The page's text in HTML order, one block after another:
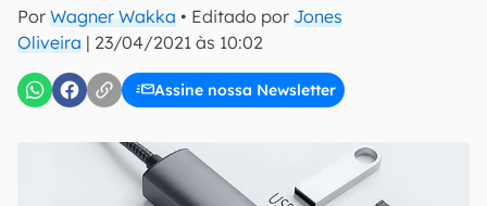
Por Wagner Wakka • Editado por Jones
Oliveira | 23/04/2021 às 10:02
Assine nossa Newsletter
inscreva-se
Confirmo que li, aceito e concordo com os Termos de
Uso e Política de Privacidade do Canaltech.